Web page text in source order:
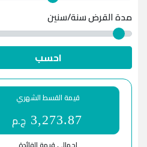
مدة القرضسنة/سنين
احسب
قيمة القسط الشهري
3,273.87 ج.م